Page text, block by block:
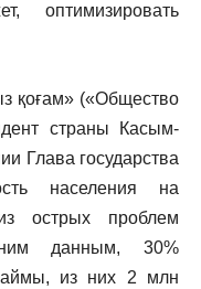
оптимизировать
қоғам» («Общество
страны Касым-
Глава государства
населения на
острых проблем
данным, 30%
из них 2 млн